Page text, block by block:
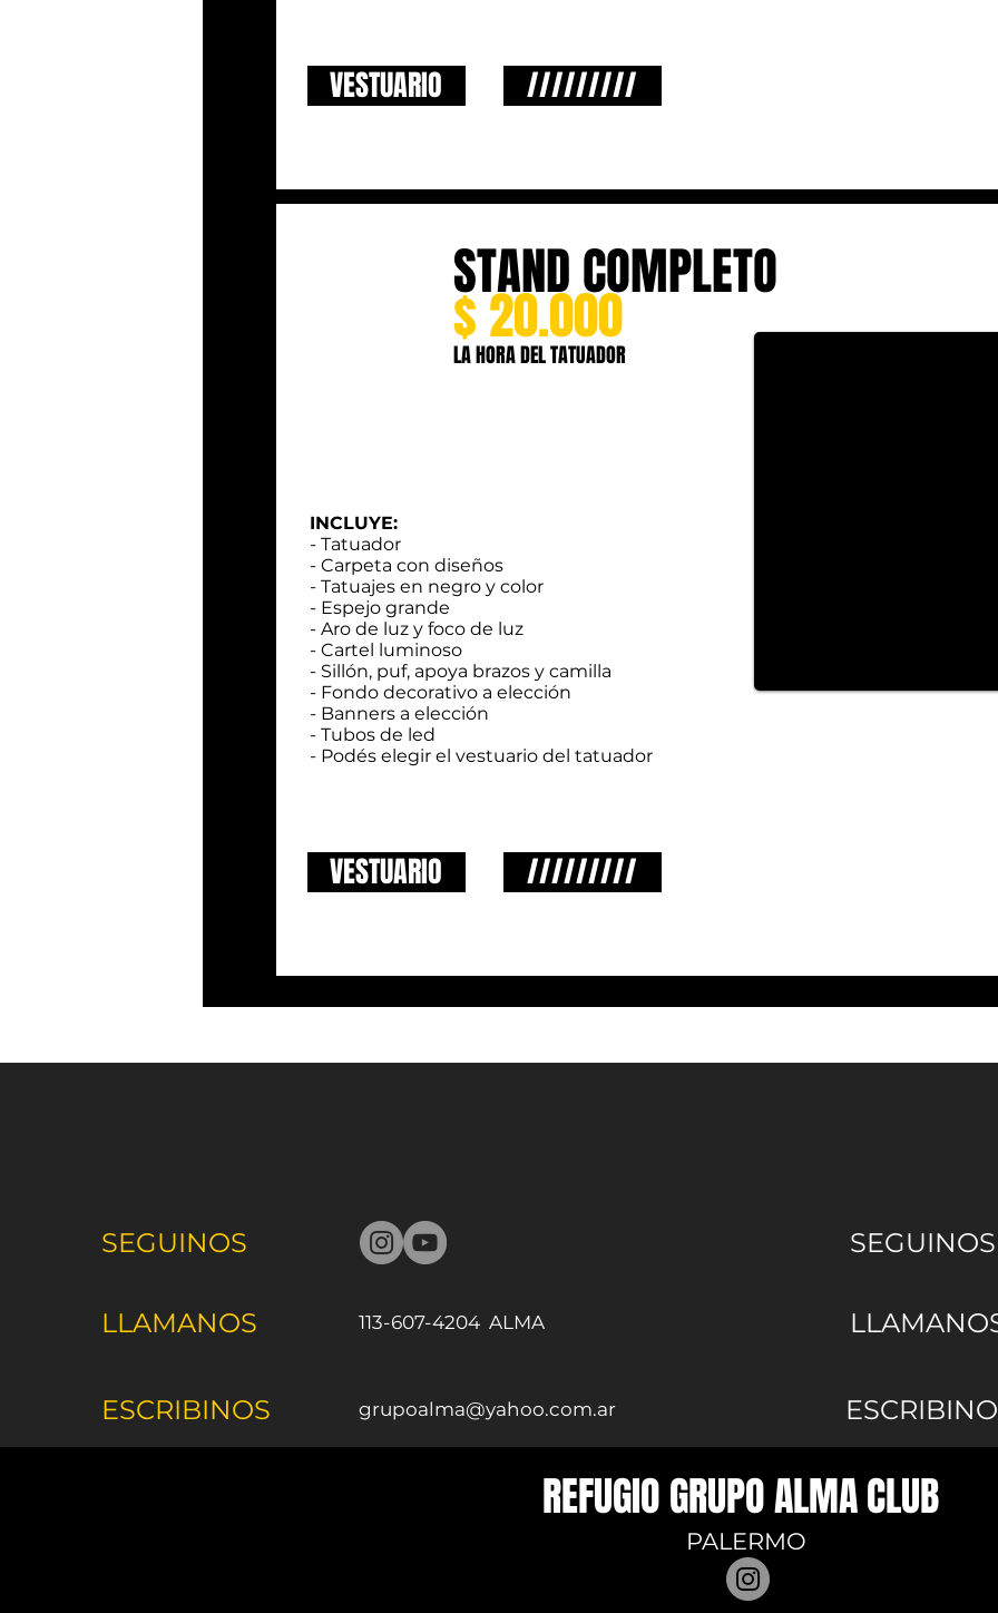
VESTUARIO /////////
STAND COMPLETO
$ 20.000
LA HORA DEL TATUADOR
INCLUYE:
- Tatuador
- Carpeta con diseños
- Tatuajes en negro y color
- Espejo grande
- Aro de luz y foco de luz
- Cartel luminoso
- Sillón, puf, apoya brazos y camilla
- Fondo decorativo a elección
- Banners a elección
- Tubos de led
- Podés elegir el vestuario del tatuador
VESTUARIO /////////
SEGUINOS
LLAMANOS 113-607-4204 ALMA
ESCRIBINOS grupoalma@yahoo.com.ar
SEGUINOS
REFUGIO GRUPO ALMA CLUB
PALERMO